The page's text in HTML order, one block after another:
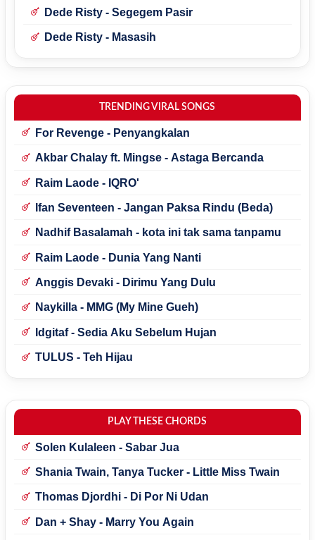
Dede Risty - Segegem Pasir
Dede Risty - Masasih
TRENDING VIRAL SONGS
For Revenge - Penyangkalan
Akbar Chalay ft. Mingse - Astaga Bercanda
Raim Laode - IQRO'
Ifan Seventeen - Jangan Paksa Rindu (Beda)
Nadhif Basalamah - kota ini tak sama tanpamu
Raim Laode - Dunia Yang Nanti
Anggis Devaki - Dirimu Yang Dulu
Naykilla - MMG (My Mine Gueh)
Idgitaf - Sedia Aku Sebelum Hujan
TULUS - Teh Hijau
PLAY THESE CHORDS
Solen Kulaleen - Sabar Jua
Shania Twain, Tanya Tucker - Little Miss Twain
Thomas Djordhi - Di Por Ni Udan
Dan + Shay - Marry You Again